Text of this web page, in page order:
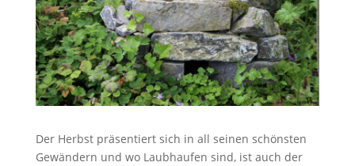
Der Herbst präsentiert sich in all seinen schönsten
Gewändern und wo Laubhaufen sind, ist auch der